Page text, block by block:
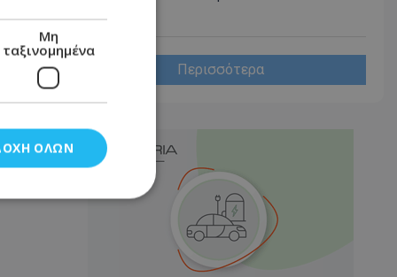
Περισσότερα
Μη
ταξινομημένα
ΌΛΩΝ